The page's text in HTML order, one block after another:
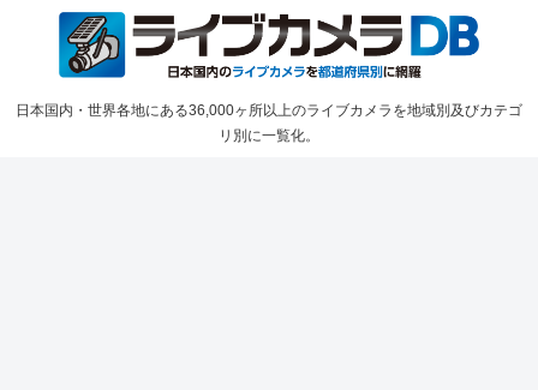
日本国内・世界各地にある36,000ヶ所以上のライブカメラを地域別及びカテゴ
リ別に一覧化。